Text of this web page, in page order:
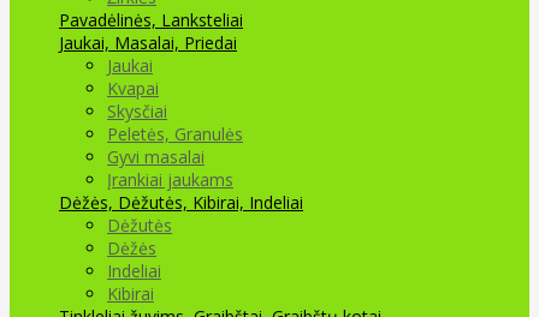
Pavadėlinės, Lanksteliai
Jaukai, Masalai, Priedai
Jaukai
Kvapai
Skysčiai
Peletės, Granulės
Gyvi masalai
Įrankiai jaukams
Dėžės, Dėžutės, Kibirai, Indeliai
Dėžutės
Dėžės
Indeliai
Kibirai